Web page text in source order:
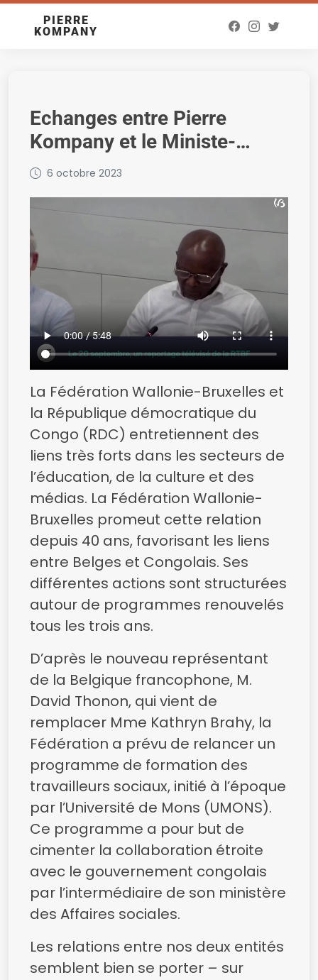
PIERRE
KOMPANY
Echanges entre Pierre
Kompany et le Ministe-
Président, Pierre-Yves
Fédération Wallonie-
Bruxelles, sur l’image et les
relations entre la Belgique
francophone et la
République Démocratique du
Congo
6 octobre 2023
La Fédération Wallonie-Bruxelles et
la République démocratique du
Congo (RDC) entretiennent des
liens très forts dans les secteurs de
l’éducation, de la culture et des
médias. La Fédération Wallonie-
Bruxelles promeut cette relation
depuis 40 ans, favorisant les liens
entre Belges et Congolais. Ses
différentes actions sont structurées
autour de programmes renouvelés
tous les trois ans.
D’après le nouveau représentant
de la Belgique francophone, M.
David Thonon, qui vient de
remplacer Mme Kathryn Brahy, la
Fédération a prévu de relancer un
programme de formation des
travailleurs sociaux, initié à l’époque
par l’Université de Mons (UMONS).
Ce programme a pour but de
cimenter la collaboration étroite
avec le gouvernement congolais
par l’intermédiaire de son ministère
des Affaires sociales.
Les relations entre nos deux entités
semblent bien se porter – sur